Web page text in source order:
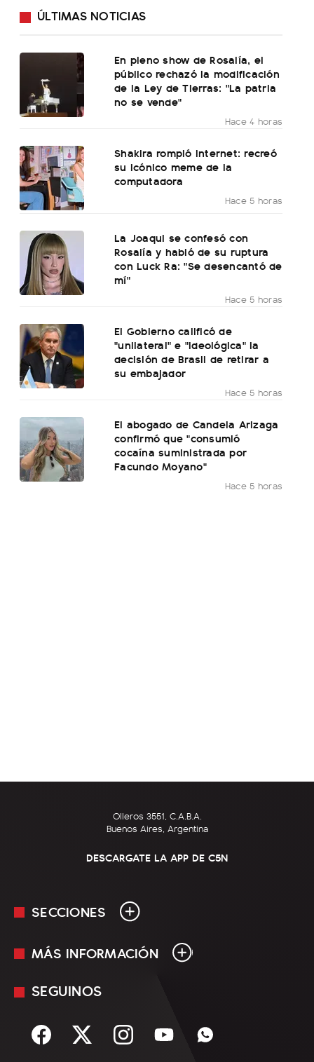
ÚLTIMAS NOTICIAS
En pleno show de Rosalía, el
público rechazó la modificación
de la Ley de Tierras: "La patria
no se vende"
Hace 4 horas
Shakira rompió internet: recreó
su icónico meme de la
computadora
Hace 5 horas
La Joaqui se confesó con
Rosalía y habló de su ruptura
con Luck Ra: "Se desencantó de
mí"
Hace 5 horas
El Gobierno calificó de
"unilateral" e "ideológica" la
decisión de Brasil de retirar a
su embajador
Hace 5 horas
El abogado de Candela Arizaga
confirmó que "consumió
cocaína suministrada por
Facundo Moyano"
Hace 5 horas
Olleros 3551, C.A.B.A.
Buenos Aires, Argentina
DESCARGATE LA APP DE C5N
SECCIONES
En Vivo
Sociedad
MÁS INFORMACIÓN
Mediakit
Términos y condiciones
SEGUINOS